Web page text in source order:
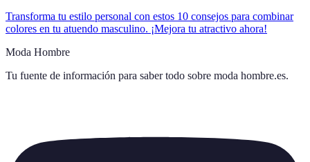
Transforma tu estilo personal con estos 10 consejos para combinar
colores en tu atuendo masculino. ¡Mejora tu atractivo ahora!
Moda Hombre
Tu fuente de información para saber todo sobre moda hombre.es.